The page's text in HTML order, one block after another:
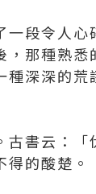
段令人
那種熟
深深的
書云：
的酸楚。